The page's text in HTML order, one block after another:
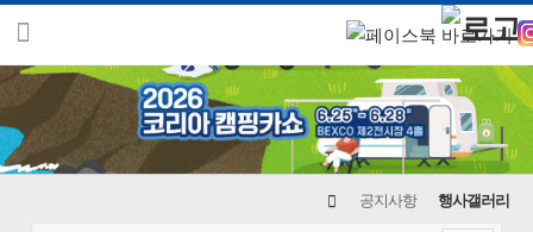
공지사항 행사갤러리